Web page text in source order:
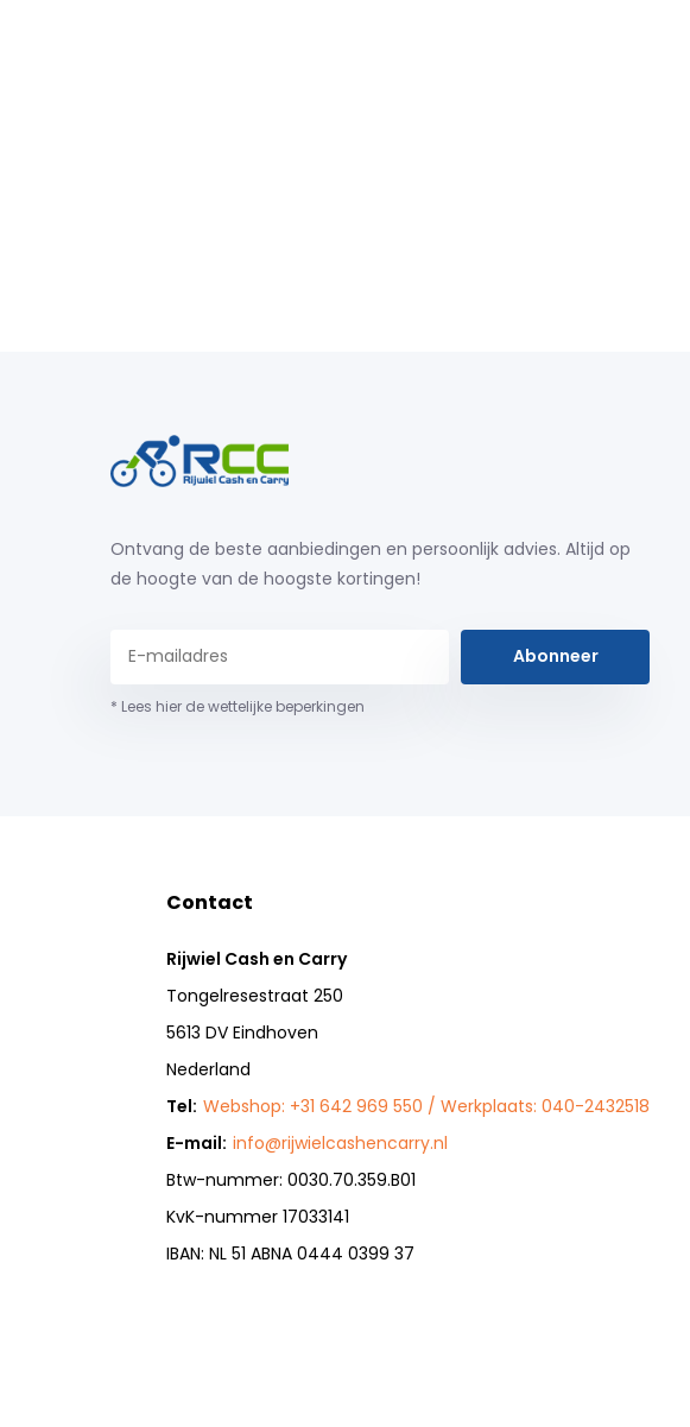
Ontvang de beste aanbiedingen en persoonlijk advies. Altijd op
de hoogte van de hoogste kortingen!
Abonneer
* Lees hier de wettelijke beperkingen
Contact
Rijwiel Cash en Carry
Tongelresestraat 250
5613 DV Eindhoven
Nederland
Tel: Webshop: +31 642 969 550 / Werkplaats: 040-2432518
E-mail: info@rijwielcashencarry.nl
Btw-nummer: 0030.70.359.B01
KvK-nummer 17033141
IBAN: NL 51 ABNA 0444 0399 37